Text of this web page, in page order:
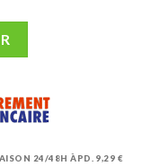
24/48H ÀPD. 9,29 €